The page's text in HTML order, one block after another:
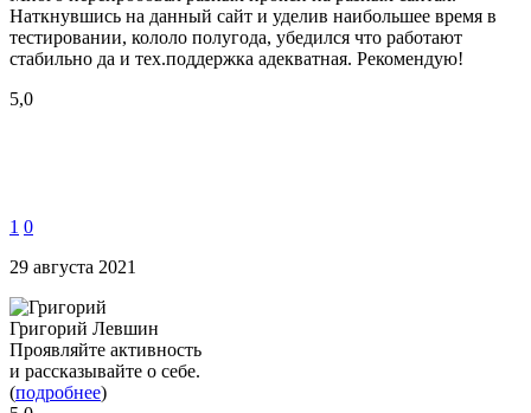
Наткнувшись на данный сайт и уделив наибольшее время в
тестировании, кололо полугода, убедился что работают
стабильно да и тех.поддержка адекватная. Рекомендую!
5,0
1 0
29 августа 2021
Григорий Левшин
Проявляйте активность
и рассказывайте о себе.
(подробнее)